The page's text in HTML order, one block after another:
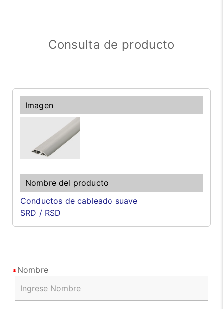
Consulta de producto
Conductos de cableado suave
SRD / RSD
Nombre